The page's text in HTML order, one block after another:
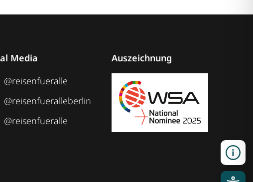
Media
@reisenfueralle
@reisenfueralleberlin
@reisenfueralle
Auszeichnung